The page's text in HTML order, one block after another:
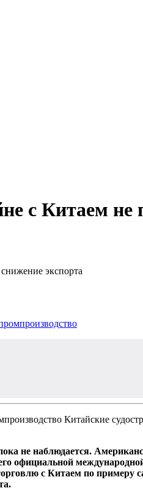
с Китаем не
экспорта
Китайские
не наблюдается.
официальной
с Китаем по